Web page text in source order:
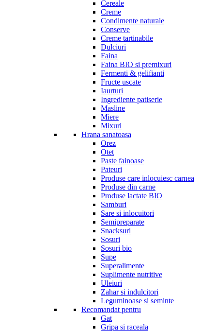
Cereale
Creme
Condimente naturale
Conserve
Creme tartinabile
Dulciuri
Faina
Faina BIO si premixuri
Fermenti & gelifianti
Fructe uscate
Iaurturi
Ingrediente patiserie
Masline
Miere
Mixuri
Hrana sanatoasa
Orez
Otet
Paste fainoase
Pateuri
Produse care inlocuiesc carnea
Produse din carne
Produse lactate BIO
Samburi
Sare si inlocuitori
Semipreparate
Snacksuri
Sosuri
Sosuri bio
Supe
Superalimente
Suplimente nutritive
Uleiuri
Zahar si indulcitori
Leguminoase si seminte
Recomandat pentru
Gat
Gripa si raceala